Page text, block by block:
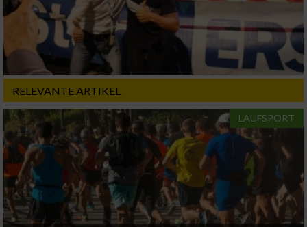
RELEVANTE ARTIKEL
LAUFSPORT